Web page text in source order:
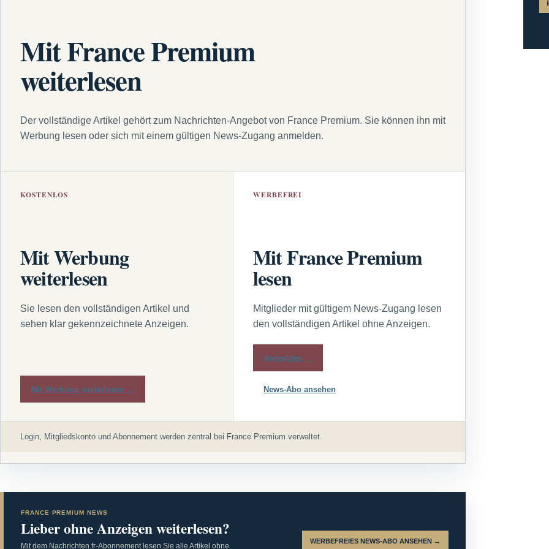
Mit France Premium
weiterlesen
Der vollständige Artikel gehört zum Nachrichten-Angebot von France Premium. Sie können ihn mit
Werbung lesen oder sich mit einem gültigen News-Zugang anmelden.
KOSTENLOS
Mit Werbung
weiterlesen
Sie lesen den vollständigen Artikel und
sehen klar gekennzeichnete Anzeigen.
Mit Werbung weiterlesen →
WERBEFREI
Mit France Premium
lesen
Mitglieder mit gültigem News-Zugang lesen
den vollständigen Artikel ohne Anzeigen.
Anmelden →
News-Abo ansehen
Login, Mitgliedskonto und Abonnement werden zentral bei France Premium verwaltet.
FRANCE PREMIUM NEWS
Lieber ohne Anzeigen weiterlesen?
Mit dem Nachrichten.fr-Abonnement lesen Sie alle Artikel ohne
WERBEFREIES NEWS-ABO ANSEHEN →